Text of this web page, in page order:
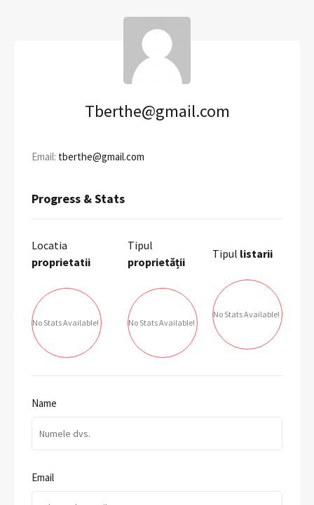
Tberthe@gmail.com
Email: tberthe@gmail.com
Progress & Stats
Locatia
proprietatii
No Stats Available!
Tipul
proprietății
No Stats Available!
Tipul listarii
No Stats Available!
Name
Email